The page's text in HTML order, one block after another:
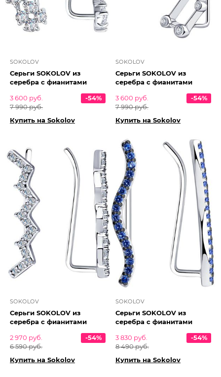
SOKOLOV
Серьги SOKOLOV из
серебра с фианитами
3 600 руб.
7 990 руб.
-54%
Купить на Sokolov
SOKOLOV
Серьги SOKOLOV из
серебра с фианитами
3 600 руб.
7 990 руб.
-54%
Купить на Sokolov
SOKOLOV
Серьги SOKOLOV из
серебра с фианитами
2 970 руб.
6 590 руб.
-54%
Купить на Sokolov
SOKOLOV
Серьги SOKOLOV из
серебра с фианитами
3 830 руб.
8 490 руб.
-54%
Купить на Sokolov